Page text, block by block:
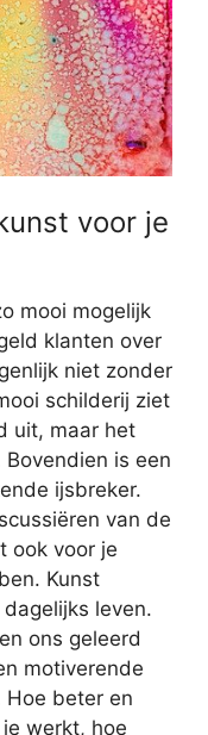
voor je
mooi mogelijk
klanten over
niet zonder
schilderij ziet
uit, maar het
is een
ijsbreker.
van de
ook voor je
Kunst
leven.
ons geleerd
motiverende
beter en
werkt, hoe